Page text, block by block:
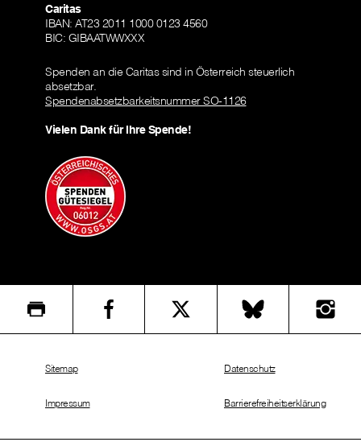
Caritas
IBAN: AT23 2011 1000 0123 4560
BIC: GIBAATWWXXX
Spenden an die Caritas sind in Österreich steuerlich
absetzbar.
Spendenabsetzbarkeitsnummer SO-1126
Vielen Dank für Ihre Spende!
Sitemap
Impressum
Datenschutz
Barrierefreiheitserklärung